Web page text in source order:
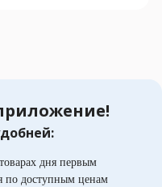
дня первым
по доступным ценам